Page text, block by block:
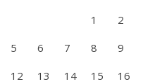
1
2
5 6 7 8
9
12 13 14 15
16